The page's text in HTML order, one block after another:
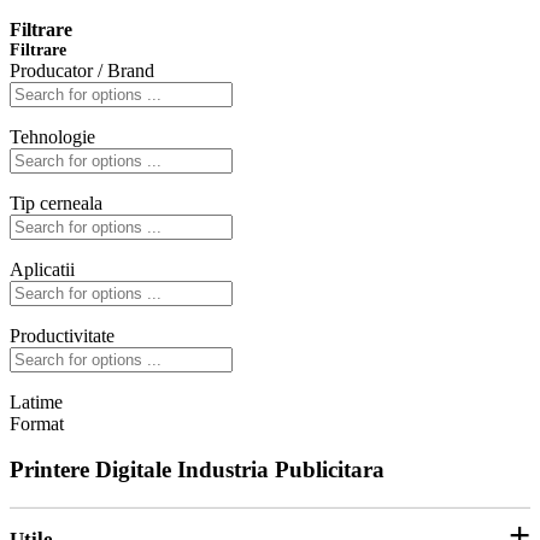
Filtrare
Filtrare
Producator / Brand
Tehnologie
Tip cerneala
Aplicatii
Productivitate
Latime
Format
Printere Digitale Industria Publicitara